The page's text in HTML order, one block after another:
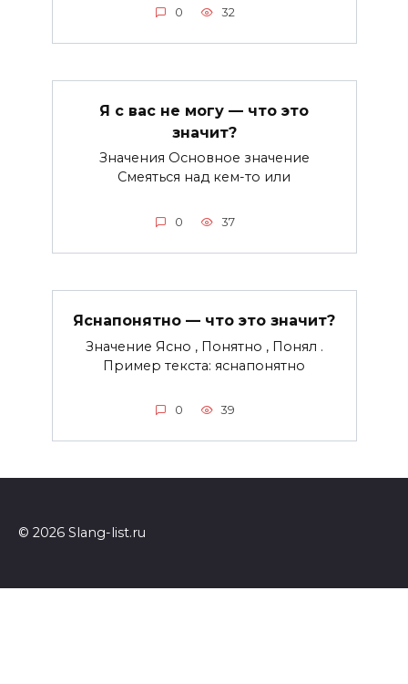
0 32
Я с вас не могу — что это
значит?
Значения Основное значение
Смеяться над кем-то или
0 37
Яснапонятно — что это значит?
Значение Ясно , Понятно , Понял .
Пример текста: яснапонятно
0 39
© 2026 Slang-list.ru